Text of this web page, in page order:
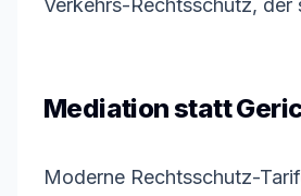
Mediation statt
Moderne Rechtsschutz-